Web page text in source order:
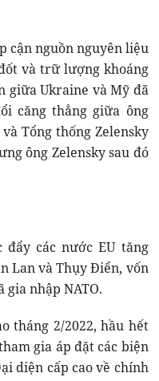
cận nguồn nguyên liệu
và trữ lượng khoáng
giữa Ukraine và Mỹ đã
căng thẳng giữa ông
Tổng thống Zelensky
ông Zelensky sau đó
đẩy các nước EU tăng
Lan và Thụy Điển, vốn
nhập NATO.
tháng 2/2022, hầu hết
gia áp đặt các biện
diện cấp cao về chính